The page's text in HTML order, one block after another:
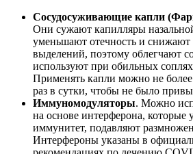
Сосудосуживающие капли
Они сужают капилляры
уменьшают отечность и
выделений, поэтому облегчают
используют при обильных
Применять капли можно не
раз в сутки, чтобы не было
Иммуномодуляторы. Можно
на основе интерферона, которые
иммунитет, подавляют
Интерфероны указаны в